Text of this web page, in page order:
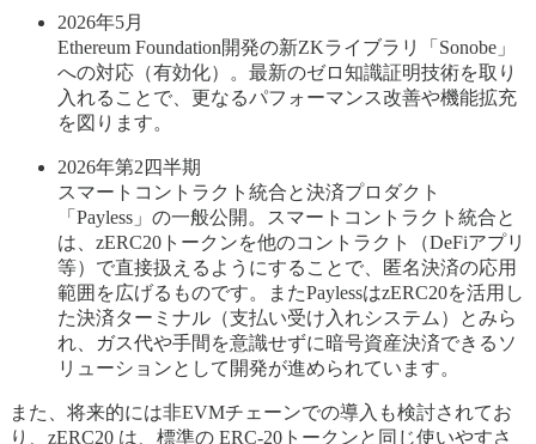
2026年5月
Ethereum Foundation開発の新ZKライブラリ「Sonobe」
への対応（有効化）。最新のゼロ知識証明技術を取り
入れることで、更なるパフォーマンス改善や機能拡充
を図ります。
2026年第2四半期
スマートコントラクト統合と決済プロダクト
「Payless」の一般公開。スマートコントラクト統合と
は、zERC20トークンを他のコントラクト（DeFiアプリ
等）で直接扱えるようにすることで、匿名決済の応用
範囲を広げるものです。またPaylessはzERC20を活用し
た決済ターミナル（支払い受け入れシステム）とみら
れ、ガス代や手間を意識せずに暗号資産決済できるソ
リューションとして開発が進められています。
また、将来的には非EVMチェーンでの導入も検討されてお
り、zERC20 は、標準の ERC-20トークンと同じ使いやすさ